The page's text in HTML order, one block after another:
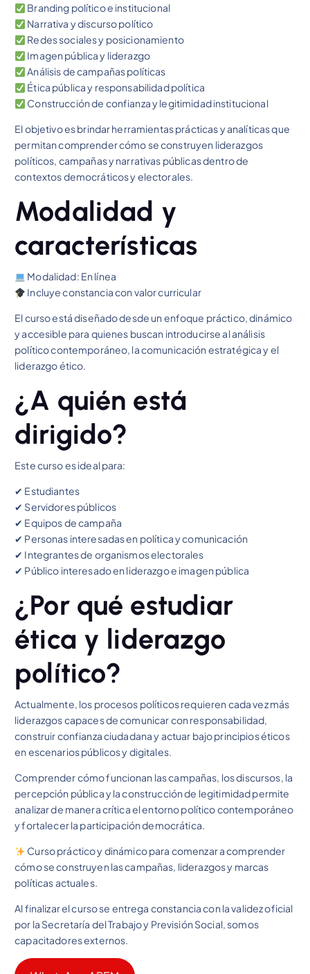
Branding político e institucional
Narrativa y discurso político
Redes sociales y posicionamiento
Imagen pública y liderazgo
Análisis de campañas políticas
Ética pública y responsabilidad política
Construcción de confianza y legitimidad institucional
El objetivo es brindar herramientas prácticas y analíticas que
permitan comprender cómo se construyen liderazgos
políticos, campañas y narrativas públicas dentro de
contextos democráticos y electorales.
Modalidad y
características
Modalidad: En línea
Incluye constancia con valor curricular
El curso está diseñado desde un enfoque práctico, dinámico
y accesible para quienes buscan introducirse al análisis
político contemporáneo, la comunicación estratégica y el
liderazgo ético.
¿A quién está
dirigido?
Este curso es ideal para:
✔ Estudiantes
✔ Servidores públicos
✔ Equipos de campaña
✔ Personas interesadas en política y comunicación
✔ Integrantes de organismos electorales
✔ Público interesado en liderazgo e imagen pública
¿Por qué estudiar
ética y liderazgo
político?
Actualmente, los procesos políticos requieren cada vez más
liderazgos capaces de comunicar con responsabilidad,
construir confianza ciudadana y actuar bajo principios éticos
en escenarios públicos y digitales.
Comprender cómo funcionan las campañas, los discursos, la
percepción pública y la construcción de legitimidad permite
analizar de manera crítica el entorno político contemporáneo
y fortalecer la participación democrática.
Curso práctico y dinámico para comenzar a comprender
cómo se construyen las campañas, liderazgos y marcas
políticas actuales.
Al finalizar el curso se entrega constancia con la validez oficial
por la Secretaría del Trabajo y Previsión Social, somos
capacitadores externos.